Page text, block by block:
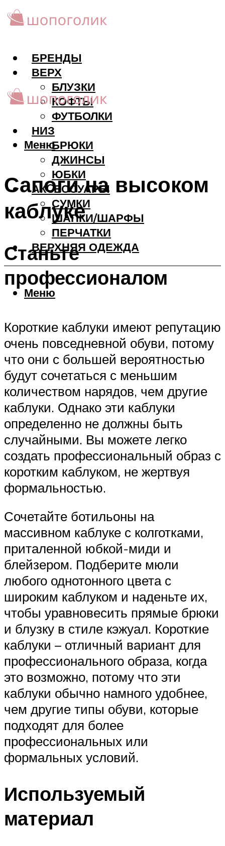
БРЕНДЫ
ВЕРХ
БЛУЗКИ
КОФТЫ
ФУТБОЛКИ
НИЗ
БРЮКИ
ДЖИНСЫ
ЮБКИ
АКCЕССУАРЫ
СУМКИ
ШАПКИ/ШАРФЫ
ПЕРЧАТКИ
ВЕРХНЯЯ ОДЕЖДА
Меню
Меню
Сапоги на высоком
каблуке
Станьте
профессионалом
Короткие каблуки имеют репутацию
очень повседневной обуви, потому
что они с большей вероятностью
будут сочетаться с меньшим
количеством нарядов, чем другие
каблуки. Однако эти каблуки
определенно не должны быть
случайными. Вы можете легко
создать профессиональный образ с
коротким каблуком, не жертвуя
формальностью.
Сочетайте ботильоны на
массивном каблуке с колготками,
приталенной юбкой-миди и
блейзером. Подберите мюли
любого однотонного цвета с
широким каблуком и наденьте их,
чтобы уравновесить прямые брюки
и блузку в стиле кэжуал. Короткие
каблуки – отличный вариант для
профессионального образа, когда
это возможно, потому что эти
каблуки обычно намного удобнее,
чем другие типы обуви, которые
подходят для более
профессиональных или
формальных условий.
Используемый
материал